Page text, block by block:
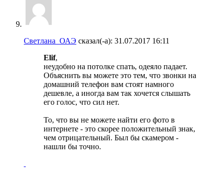
Светлана_ОАЭ сказал(-а): 31.07.2017 16:11
Elif,
неудобно на потолке спать, одеяло падает.
Объяснить вы можете это тем, что звонки на
домашний телефон вам стоят намного
дешевле, а иногда вам так хочется слышать
его голос, что сил нет.
То, что вы не можете найти его фото в
интернете - это скорее положительный знак,
чем отрицательный. Был бы скамером -
нашли бы точно.